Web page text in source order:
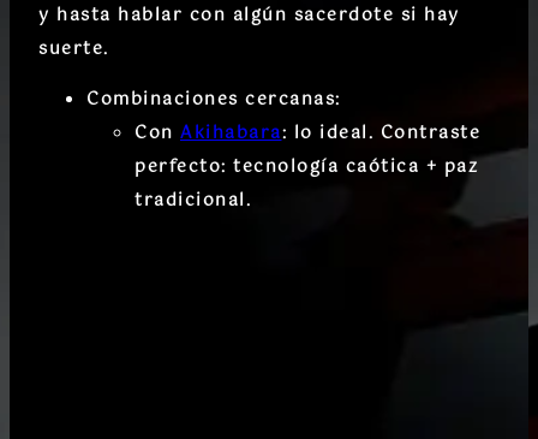
y hasta hablar con algún sacerdote si hay
suerte.
Combinaciones cercanas:
Con Akihabara: lo ideal. Contraste
perfecto: tecnología caótica + paz
tradicional.